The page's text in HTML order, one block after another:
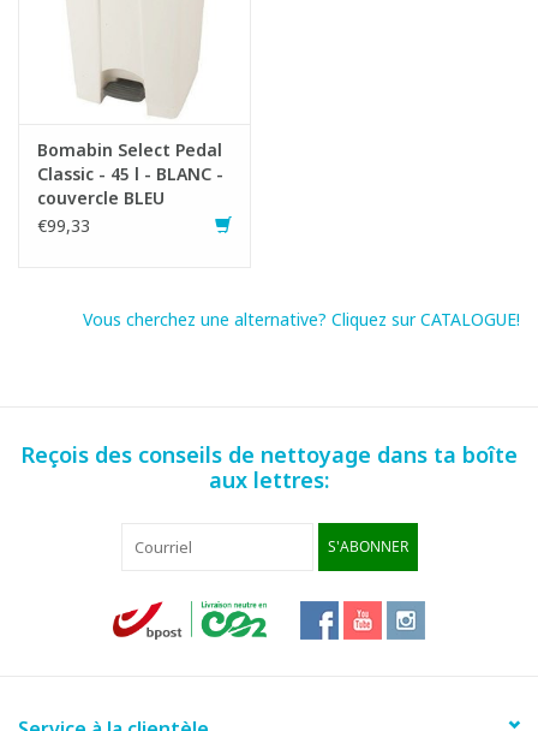
Bomabin Select Pedal
Classic - 45 l - BLANC -
couvercle BLEU
€99,33
Vous cherchez une alternative? Cliquez sur CATALOGUE!
Reçois des conseils de nettoyage dans ta boîte
aux lettres:
S'ABONNER